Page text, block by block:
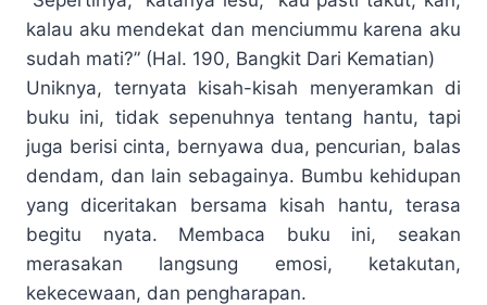
kalau aku mendekat dan menciummu karena aku
sudah mati?” (Hal. 190, Bangkit Dari Kematian)
Uniknya, ternyata kisah-kisah menyeramkan di
buku ini, tidak sepenuhnya tentang hantu, tapi
juga berisi cinta, bernyawa dua, pencurian, balas
dendam, dan lain sebagainya. Bumbu kehidupan
yang diceritakan bersama kisah hantu, terasa
begitu nyata. Membaca buku ini, seakan
merasakan langsung emosi, ketakutan,
kekecewaan, dan pengharapan.